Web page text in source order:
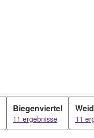
Biegenviertel
11 ergebnisse 11